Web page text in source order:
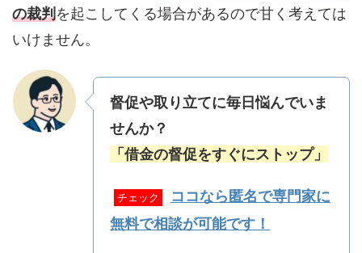
の裁判を起こしてくる場合があるので甘く考えては
いけません。
督促や取り立てに毎日悩んでいま
せんか？
「借金の督促をすぐにストップ」
チェック
ココなら匿名で専門家に
無料で相談が可能です！